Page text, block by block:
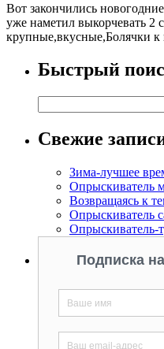
Вот закончились
уже наметил выкорчевать 2
крупные,вкусные,Болячки к
Быстрый
Свежие
Зима-лучшее
Опрыскиватель
Возвращаясь к
Опрыскиватель
Опрыскиватель-
Подписка